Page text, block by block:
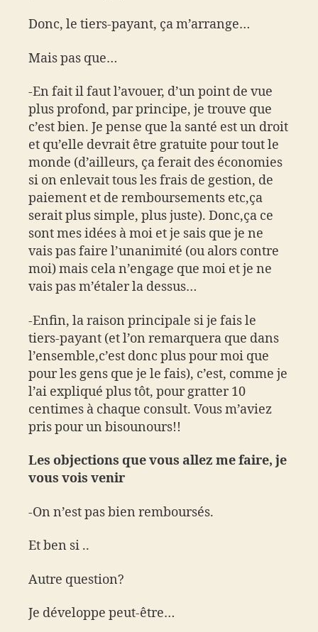
Donc, le tiers-payant, ça m’arrange…
Mais pas que…
-En fait il faut l’avouer, d’un point de vue
plus profond, par principe, je trouve que
c’est bien. Je pense que la santé est un droit
et qu’elle devrait être gratuite pour tout le
monde (d’ailleurs, ça ferait des économies
si on enlevait tous les frais de gestion, de
paiement et de remboursements etc,ça
serait plus simple, plus juste). Donc,ça ce
sont mes idées à moi et je sais que je ne
vais pas faire l’unanimité (ou alors contre
moi) mais cela n’engage que moi et je ne
vais pas m’étaler la dessus…
-Enfin, la raison principale si je fais le
tiers-payant (et l’on remarquera que dans
l’ensemble,c’est donc plus pour moi que
pour les gens que je le fais), c’est, comme je
l’ai expliqué plus tôt, pour gratter 10
centimes à chaque consult. Vous m’aviez
pris pour un bisounours!!
Les objections que vous allez me faire, je
vous vois venir
-On n’est pas bien remboursés.
Et ben si ..
Autre question?
Je développe peut-être…